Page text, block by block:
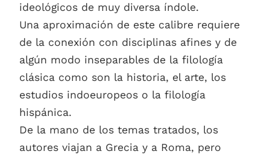
ideológicos de muy diversa índole.
Una aproximación de este calibre requiere
de la conexión con disciplinas afines y de
algún modo inseparables de la filología
clásica como son la historia, el arte, los
estudios indoeuropeos o la filología
hispánica.
De la mano de los temas tratados, los
autores viajan a Grecia y a Roma, pero